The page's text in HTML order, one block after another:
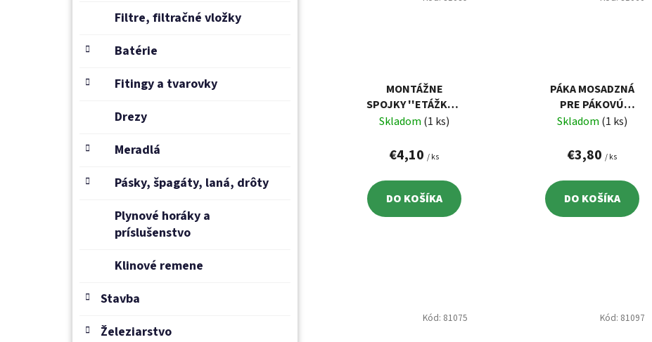
Filtre, filtračné vložky
Batérie
Fitingy a tvarovky
Drezy
Meradlá
Pásky, špagáty, laná, drôty
Plynové horáky a
príslušenstvo
Klinové remene
Stavba
Železiarstvo
MONTÁŽNE
SPOJKY ''ETÁŽKY'',
2KS
Skladom (1 ks)
€4,10/ ks
DO KOŠÍKA
PÁKA MOSADZNÁ
PRE PÁKOVÚ
BATÉRIU, 9X9MM,
Skladom (1 ks)
€3,80 / ks
DO KOŠÍKA
Kód: 81075 Kód: 81097